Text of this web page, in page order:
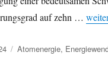
auf zehn …
Kategorien
Atomenergie,